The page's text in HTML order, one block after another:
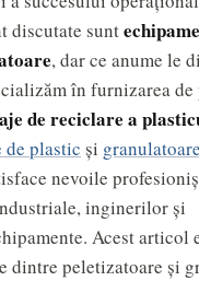
discutate sunt
, dar ce anume le
în furnizarea de
de reciclare a
de plastic şi
nevoile
inginerilor și
Acest articol
dintre peletizatoare și